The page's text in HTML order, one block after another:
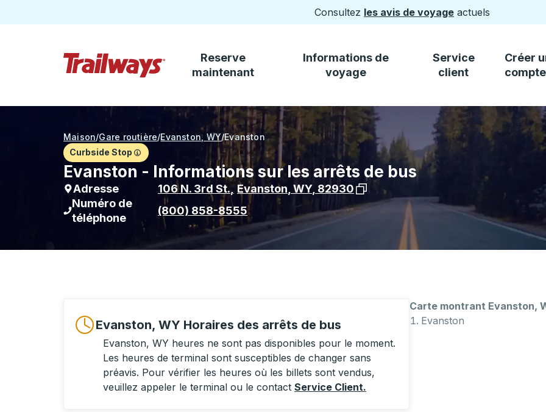
Consultez les avis de voyage actuels
Passez au contenu principal
Reserve
maintenant
Informations de
voyage
Service
client
Créer
compte
Maison/Gare routière/Evanston, WY/Evanston
Curbside Stop
Evanston - Informations sur les arrêts de bus
Adresse 106 N. 3rd St. , Evanston WY, 82930 Voir l'emplacement de l'arrêt sur Google
Numéro de
téléphone
(800) 858-8555
Evanston, WY Horaires des arrêts de bus
Evanston, WY heures ne sont pas disponibles pour le moment.
Les heures de terminal sont susceptibles de changer sans
préavis. Pour vérifier les heures où les billets sont vendus,
veuillez appeler le terminal ou le contact Service Client.
Carte montrant Evanston,
Evanston